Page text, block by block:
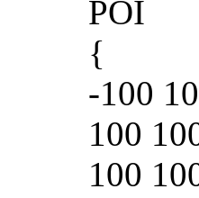
POI
{
-100
100 100
100 100